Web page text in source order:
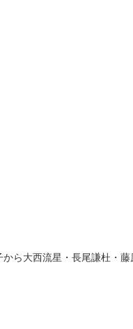
ら大西流星・長尾謙杜・